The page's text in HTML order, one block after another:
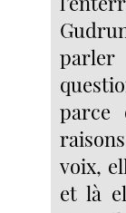
parce
voix,
et là